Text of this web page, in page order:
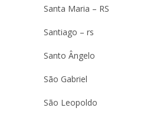
Santa Maria – RS
Santiago – rs
Santo Ângelo
São Gabriel
São Leopoldo